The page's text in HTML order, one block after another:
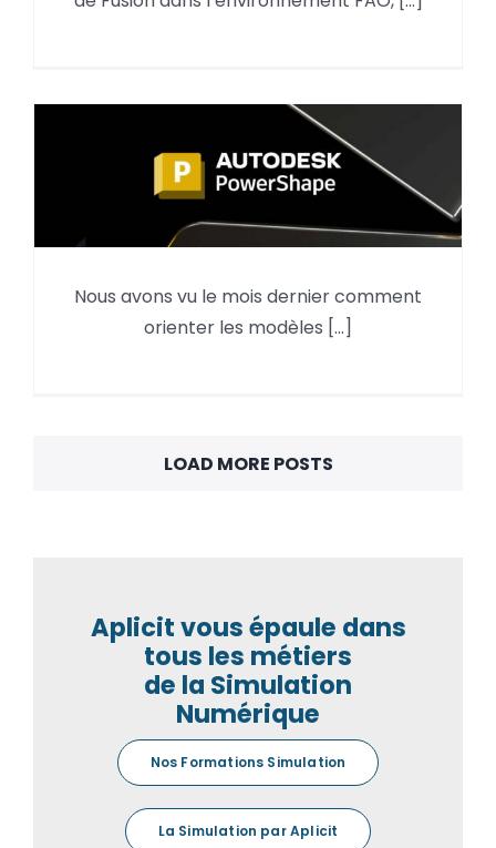
Alignement d’un scan avec un
modèle sous PowerShape
Nous avons vu le mois dernier comment
orienter les modèles [...]
LOAD MORE POSTS
Aplicit vous épaule dans
tous les métiers
de la Simulation
Numérique
Nos Formations Simulation
La Simulation par Aplicit